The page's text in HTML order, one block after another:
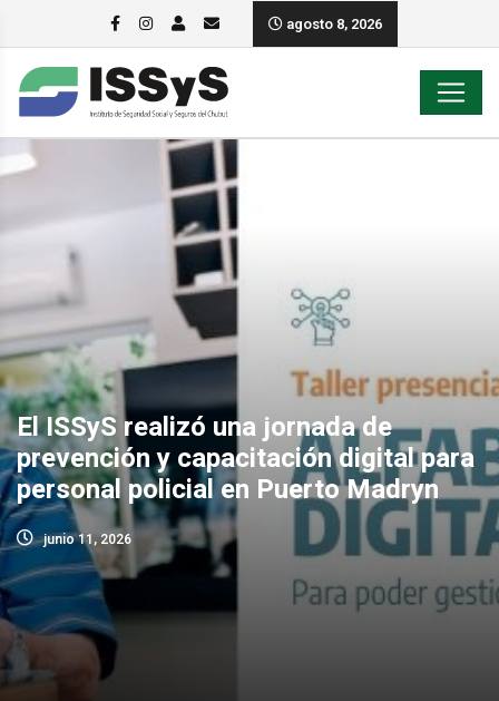
agosto 8, 2026
El ISSyS realizó una jornada de
prevención y capacitación digital para
personal policial en Puerto Madryn
junio 11, 2026